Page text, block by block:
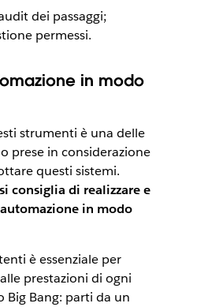
dei passaggi;
permessi.
in modo
strumenti è una delle
prese in considerazione
questi sistemi.
si consiglia di realizzare e
in modo
è essenziale per
prestazioni di ogni
Big Bang: parti da un